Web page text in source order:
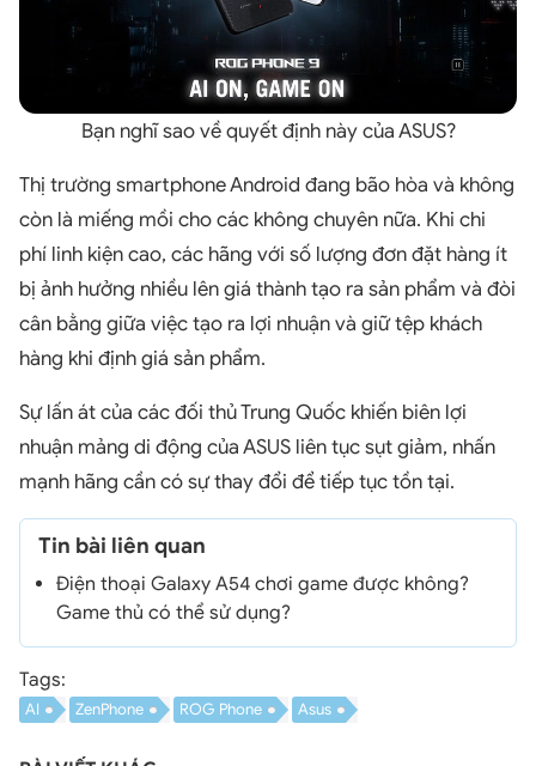
Bạn nghĩ sao về quyết định này của ASUS?
Thị trường smartphone Android đang bão hòa và không
còn là miếng mồi cho các không chuyên nữa. Khi chi
phí linh kiện cao, các hãng với số lượng đơn đặt hàng ít
bị ảnh hưởng nhiều lên giá thành tạo ra sản phẩm và đòi
cân bằng giữa việc tạo ra lợi nhuận và giữ tệp khách
hàng khi định giá sản phẩm.
Sự lấn át của các đối thủ Trung Quốc khiến biên lợi
nhuận mảng di động của ASUS liên tục sụt giảm, nhấn
mạnh hãng cần có sự thay đổi để tiếp tục tồn tại.
Tin bài liên quan
Điện thoại Galaxy A54 chơi game được không?
Game thủ có thể sử dụng?
Tags:
AI ZenPhone ROG Phone Asus